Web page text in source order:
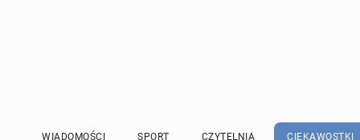
WIADOMOŚCI SPORT CZYTELNIA CIEKAWOSTKI